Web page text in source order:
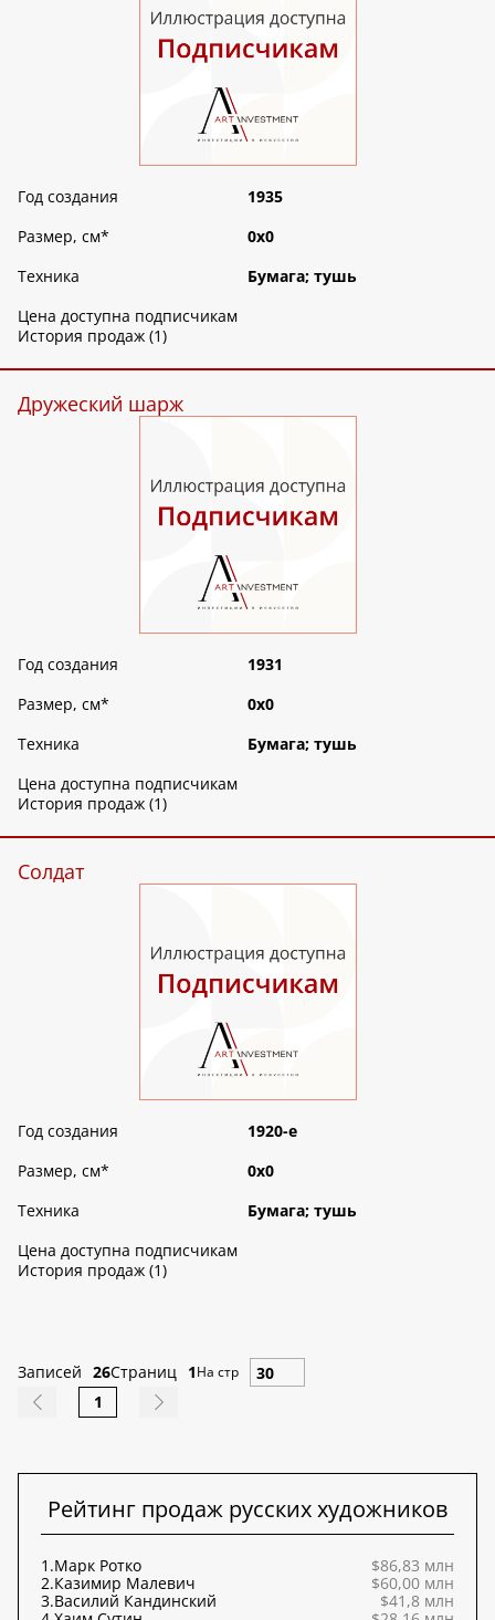
Год создания
1935
Размер, см*
0х0
Техника
Бумага; тушь
Цена доступна подписчикам
История продаж (1)
Дружеский шарж
Год создания
1931
Размер, см*
0х0
Техника
Бумага; тушь
Цена доступна подписчикам
История продаж (1)
Солдат
Год создания
1920-е
Размер, см*
0х0
Техника
Бумага; тушь
Цена доступна подписчикам
История продаж (1)
Записей 26Страниц 1На стр
1
Рейтинг продаж русских художников
1.Марк Ротко
$86,83 млн
2.Казимир Малевич
$60,00 млн
3.Василий Кандинский
$41,8 млн